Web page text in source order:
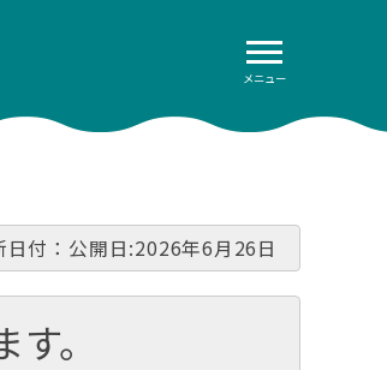
メニュー
日付：公開日:2026年6月26日
。